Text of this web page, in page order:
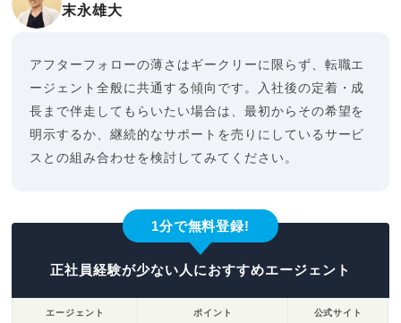
末永雄大
アフターフォローの薄さはギークリーに限らず、転職エ
ージェント全般に共通する傾向です。入社後の定着・成
長まで伴走してもらいたい場合は、最初からその希望を
明示するか、継続的なサポートを売りにしているサービ
スとの組み合わせを検討してみてください。
1分で無料登録!
正社員経験が少ない人におすすめエージェント
エージェント ポイント 公式サイト